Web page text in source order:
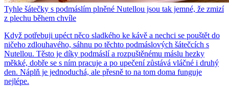
Tyhle šátečky s podmáslím plněné Nutellou jsou tak jemné, že zmizí
z plechu během chvíle
Když potřebuji upéct něco sladkého ke kávě a nechci se pouštět do
ničeho zdlouhavého, sáhnu po těchto podmáslových šátečcích s
Nutellou. Těsto je díky podmáslí a rozpuštěnému máslu hezky
měkké, dobře se s ním pracuje a po upečení zůstává vláčné i druhý
den. Náplň je jednoduchá, ale přesně to na tom doma funguje
nejlépe.